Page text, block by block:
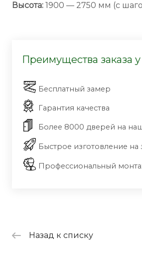
Высота: 1900 — 2750 мм (с
Преимущества заказа у
Бесплатный замер
Гарантия качества
Более 8000 дверей на
Быстрое изготовление на
Профессиональный
Назад к списку